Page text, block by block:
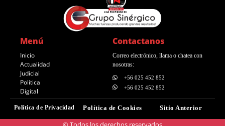
Menú
Inicio
Actualidad
Judicial
Política
Digital
Contactanos
Correo electrónico, llama o chatea con
nosotras:
+56 025 452 852
+56 025 452 852
Política de Privacidad Política de Cookies Sitio Anterior